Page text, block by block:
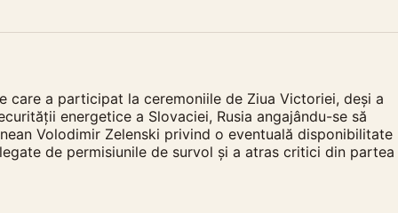
care a participat la ceremoniile de Ziua Victoriei, deși a
energetice a Slovaciei, Rusia angajându-se să
Volodimir Zelenski privind o eventuală disponibilitate
de permisiunile de survol și a atras critici din partea